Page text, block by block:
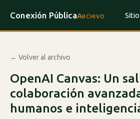
Conexión PúblicaArchivo
← Volver al archivo
OpenAI Canvas: Un
colaboración
humanos e